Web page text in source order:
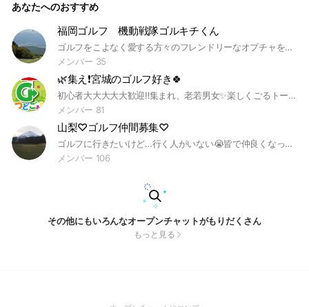
あなたへのおすすめ
福岡ゴルフ 機動戦隊ゴルキチくん
ゴルフをこよなく愛する方々のフレンドリーなオプチャを目指しています。不定期コンペに強化合宿も計画します！是非、一緒にゴルフライフをエンジョイしましょう！ ♯福岡♯ゴルフ♯北九州♯福岡市男子ゴルフ♯女子ゴルフ♯ゴルフコンペ♯タイトリスト♯キャロウェイ♯ミズノ♯PXG♯ホンマ♯リョーマ♯ゴルフ会員権♯ポルシェ♯BMW♯メルセデス
メンバー 35
🌿集え❗宮城のゴルフ好き🍀
初心者大大大大大歓迎‼️集まれ、老若男女✨楽しくごるトーーーークしましょう🎵 #ゴルフ#宮城#仙台#初心者#仲間#GOLF#クラブ#ウエッジ#パター#理論#考え方#ゴルフレッスン#ゴルフ男子#ゴルフ女子#ゴルフ練習#ゴルフうまくなりたい#100切り#ゴルフ好きな人と繋がりたい
メンバー 81
山梨♡ゴルフ仲間募集♡
ゴルフに行きたいけど…行く人がいない😭皆で仲良くなって楽しみましょ♡(・∀・)ﾆﾔﾆﾔ 練習会も開催してます⛳
メンバー 106
その他にもいろんなオープンチャットがもりだくさん
もっと見る